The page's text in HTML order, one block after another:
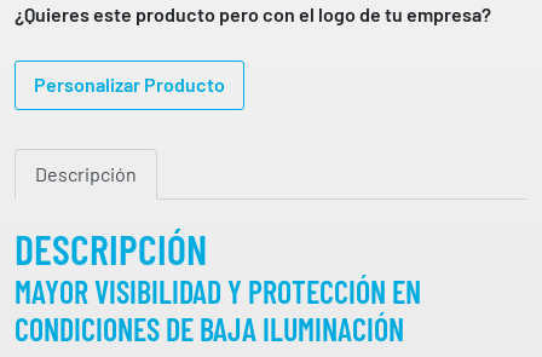
e
S
u
i
d
a
d
C
¿Quieres este producto pero con el logo de tu empresa?
Personalizar Producto
Descripción
DESCRIPCIÓN
MAYOR VISIBILIDAD Y PROTECCIÓN EN
CONDICIONES DE BAJA ILUMINACIÓN